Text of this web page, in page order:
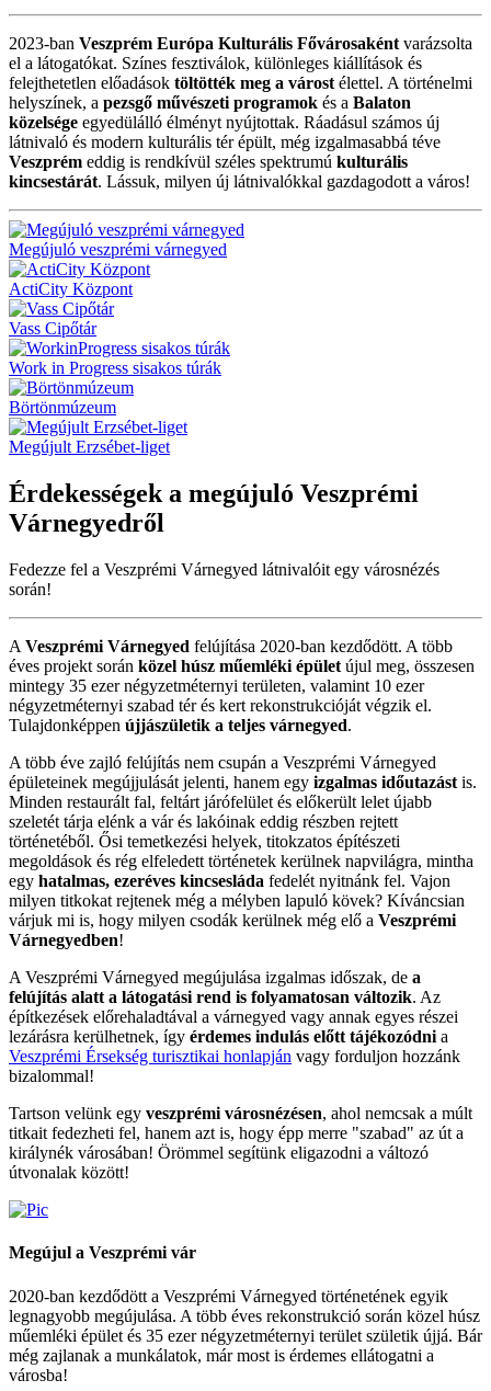
2023-ban Veszprém Európa Kulturális Fővárosaként varázsolta
el a látogatókat. Színes fesztiválok, különleges kiállítások és
felejthetetlen előadások töltötték meg a várost élettel. A történelmi
helyszínek, a pezsgő művészeti programok és a Balaton
közelsége egyedülálló élményt nyújtottak. Ráadásul számos új
látnivaló és modern kulturális tér épült, még izgalmasabbá téve
Veszprém eddig is rendkívül széles spektrumú kulturális
kincsestárát. Lássuk, milyen új látnivalókkal gazdagodott a város!
Megújuló veszprémi várnegyed
ActiCity Központ
Vass Cipőtár
Work in Progress sisakos túrák
Börtönmúzeum
Megújult Erzsébet-liget
Érdekességek a megújuló Veszprémi
Várnegyedről
Fedezze fel a Veszprémi Várnegyed látnivalóit egy városnézés
során!
A Veszprémi Várnegyed felújítása 2020-ban kezdődött. A több
éves projekt során közel húsz műemléki épület újul meg, összesen
mintegy 35 ezer négyzetméternyi területen, valamint 10 ezer
négyzetméternyi szabad tér és kert rekonstrukcióját végzik el.
Tulajdonképpen újjászületik a teljes várnegyed.
A több éve zajló felújítás nem csupán a Veszprémi Várnegyed
épületeinek megújjulását jelenti, hanem egy izgalmas időutazást is.
Minden restaurált fal, feltárt járófelület és előkerült lelet újabb
szeletét tárja elénk a vár és lakóinak eddig részben rejtett
történetéből. Ősi temetkezési helyek, titokzatos építészeti
megoldások és rég elfeledett történetek kerülnek napvilágra, mintha
egy hatalmas, ezeréves kincsesláda fedelét nyitnánk fel. Vajon
milyen titkokat rejtenek még a mélyben lapuló kövek? Kíváncsian
várjuk mi is, hogy milyen csodák kerülnek még elő a Veszprémi
Várnegyedben!
A Veszprémi Várnegyed megújulása izgalmas időszak, de a
felújítás alatt a látogatási rend is folyamatosan változik. Az
építkezések előrehaladtával a várnegyed vagy annak egyes részei
lezárásra kerülhetnek, így érdemes indulás előtt tájékozódni a
Veszprémi Érsekség turisztikai honlapján vagy forduljon hozzánk
bizalommal!
Tartson velünk egy veszprémi városnézésen, ahol nemcsak a múlt
titkait fedezheti fel, hanem azt is, hogy épp merre "szabad" az út a
királynék városában! Örömmel segítünk eligazodni a változó
útvonalak között!
Megújul a Veszprémi vár
2020-ban kezdődött a Veszprémi Várnegyed történetének egyik
legnagyobb megújulása. A több éves rekonstrukció során közel húsz
műemléki épület és 35 ezer négyzetméternyi terület születik újjá. Bár
még zajlanak a munkálatok, már most is érdemes ellátogatni a
városba!